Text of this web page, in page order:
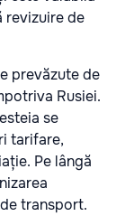
revizuire de
prevăzute de
Rusiei.
se
tarifare,
Pe lângă
transport.